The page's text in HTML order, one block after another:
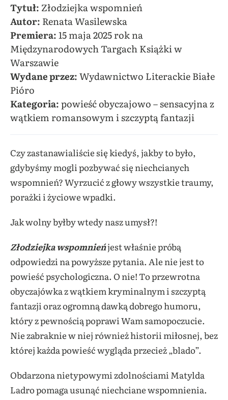
Tytuł: Złodziejka wspomnień
Autor: Renata Wasilewska
Premiera:15 maja 2025 rok na
Międzynarodowych Targach Książki w
Warszawie
Wydane przez:Wydawnictwo Literackie Białe
Pióro
Kategoria:powieść obyczajowo – sensacyjna z
wątkiem romansowym i szczyptą fantazji
Czy zastanawialiście się kiedyś, jakby to było,
gdybyśmy mogli pozbywać się niechcianych
wspomnień? Wyrzucić z głowy wszystkie traumy,
porażki i życiowe wpadki.
Jak wolny byłby wtedy nasz umysł?!
Złodziejka wspomnieńjest właśnie próbą
odpowiedzi na powyższe pytania. Ale nie jest to
powieść psychologiczna. O nie! To przewrotna
obyczajówka z wątkiem kryminalnym i szczyptą
fantazji oraz ogromną dawką dobrego humoru,
który z pewnością poprawi Wam samopoczucie.
Nie zabraknie w niej również historii miłosnej, bez
której każda powieść wygląda przecież „blado”.
Obdarzona nietypowymi zdolnościami Matylda
Ladro pomaga usunąć niechciane wspomnienia.